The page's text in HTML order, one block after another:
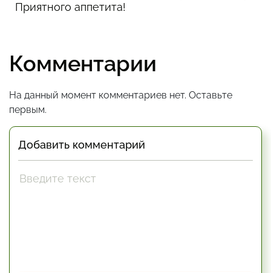
Приятного аппетита!
Комментарии
На данный момент комментариев нет. Оставьте
первым.
Добавить комментарий